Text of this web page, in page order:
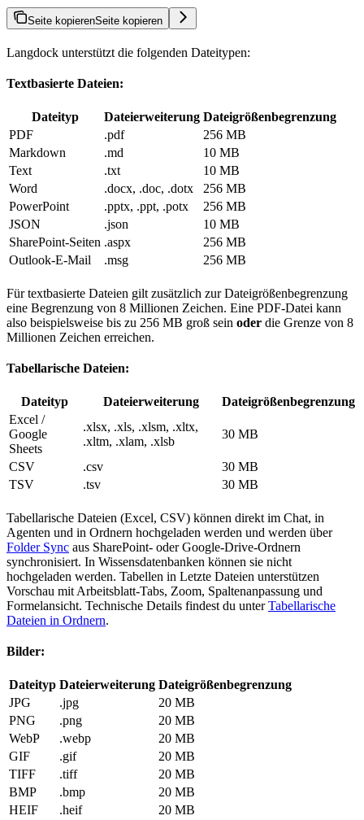
Seite kopierenSeite kopieren
Langdock unterstützt die folgenden Dateitypen:
Textbasierte Dateien:
Dateityp Dateierweiterung Dateigrößenbegrenzung
PDF
.pdf
256 MB
Markdown
.md
10 MB
Text
.txt
10 MB
Word
.docx, .doc, .dotx
256 MB
PowerPoint
.pptx, .ppt, .potx
256 MB
JSON
.json
10 MB
SharePoint-Seiten .aspx
256 MB
Outlook-E-Mail
.msg 256 MB
Für textbasierte Dateien gilt zusätzlich zur Dateigrößenbegrenzung
eine Begrenzung von 8 Millionen Zeichen. Eine PDF-Datei kann
also beispielsweise bis zu 256 MB groß sein oder die Grenze von 8
Millionen Zeichen erreichen.
Tabellarische Dateien:
Dateityp Dateierweiterung
Dateigrößenbegrenzung
Excel /
Google
Sheets
.xlsx, .xls, .xlsm, .xltx,
.xltm, .xlam, .xlsb
30 MB
CSV .csv
30 MB
TSV
.tsv 30 MB
Tabellarische Dateien (Excel, CSV) können direkt im Chat, in
Agenten und in Ordnern hochgeladen werden und werden über
Folder Sync aus SharePoint- oder Google-Drive-Ordnern
synchronisiert. In Wissensdatenbanken können sie nicht
hochgeladen werden. Tabellen in Letzte Dateien unterstützen
Vorschau mit Arbeitsblatt-Tabs, Zoom, Spaltenanpassung und
Formelansicht. Technische Details findest du unterTabellarische
Dateien in Ordnern.
Bilder:
Dateityp Dateierweiterung Dateigrößenbegrenzung
JPG
.jpg
20 MB
PNG
.png
20 MB
WebP
.webp
20 MB
GIF
.gif
20 MB
TIFF
.tiff
20 MB
BMP
.bmp
20 MB
HEIF
.heif
20 MB